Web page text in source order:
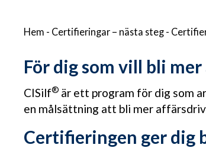
Hem - Certifieringar – nästa steg -
För dig som vill bli
CISilf® är ett program för dig som
en målsättning att bli mer
Certifieringen ger dig